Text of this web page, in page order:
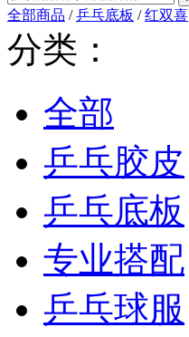
全部商品 /乒乓底板 /红双喜
分类：
全部
乒乓胶皮
乒乓底板
专业搭配
乒乓球服